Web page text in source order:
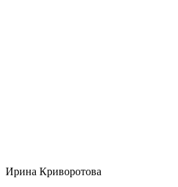
Ирина Криворотова